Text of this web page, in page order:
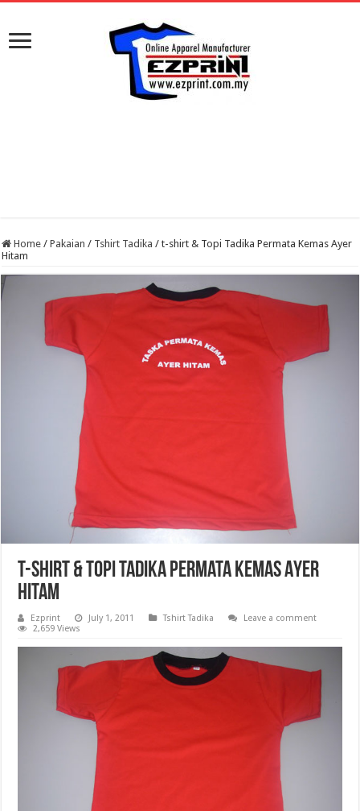
Home / Pakaian / Tshirt Tadika / t-shirt & Topi Tadika Permata Kemas Ayer
Hitam
t-shirt & Topi Tadika Permata Kemas Ayer
Hitam
Ezprint July 1, 2011 Tshirt Tadika
Leave a comment
2,659 Views